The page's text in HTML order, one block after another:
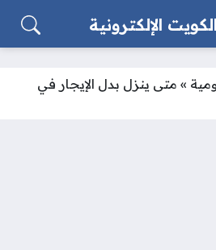
الإلكترونية
» متى ينزل بدل الإيجار في